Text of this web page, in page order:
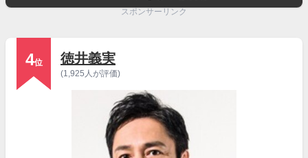
スポンサーリンク
4位 徳井義実
(1,925人が評価)